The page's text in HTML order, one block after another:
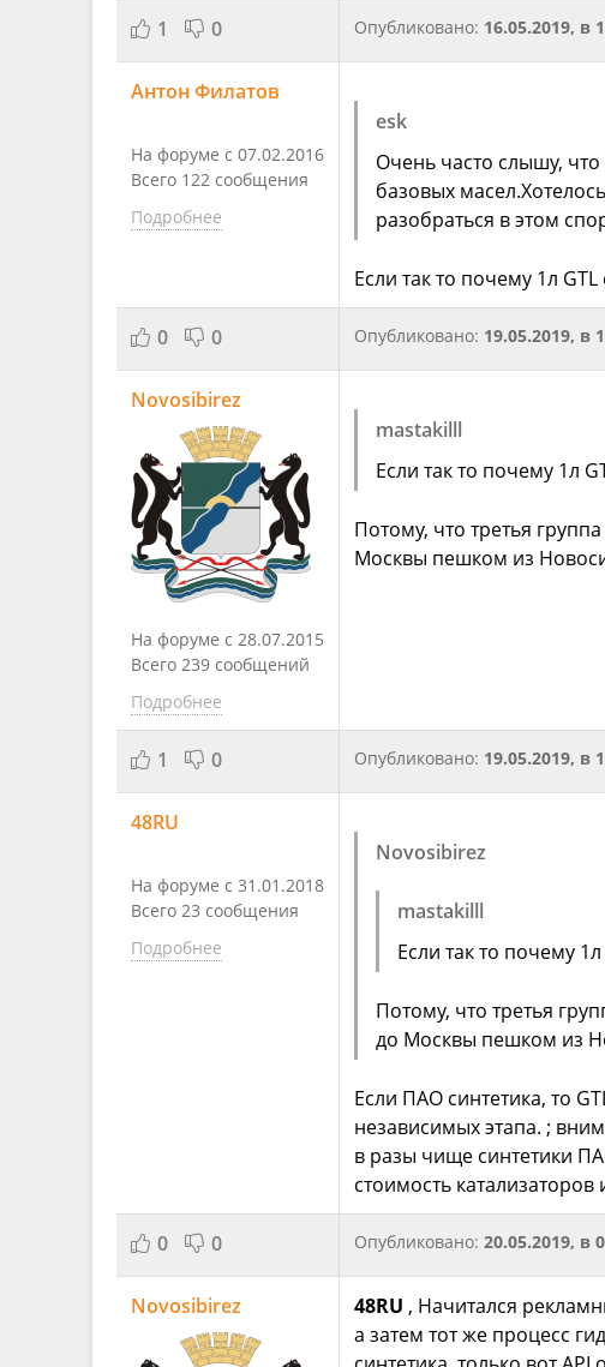
1 0 Опубликовано: 16.05.2019, в
Антон Филатов
На форуме с 07.02.2016
Всего 122 сообщения
Подробнее
esk
Очень часто слышу,
базовых
разобраться в этом
Если так то почему 1л
0 0 Опубликовано: 19.05.2019, в
Novosibirez
На форуме с 28.07.2015
Всего 239 сообщений
Подробнее
mastakilll
Если так то почему 1л
Потому, что третья
Москвы пешком из
1 0 Опубликовано: 19.05.2019, в
48RU
На форуме с 31.01.2018
Всего 23 сообщения
Подробнее
Novosibirez
mastakilll
Если так то почему
Потому, что третья
до Москвы пешком из
Если ПАО синтетика, то
независимых этапа. ;
в разы чище синтетики
стоимость
0 0 Опубликовано: 20.05.2019, в
Novosibirez 48RU , Начитался
а затем тот же процесс